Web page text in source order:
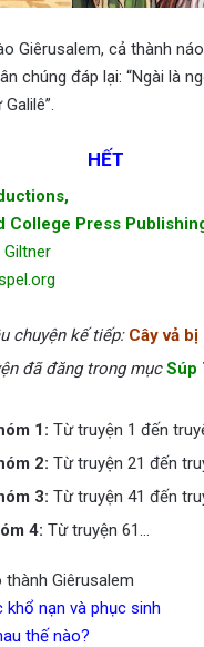
Giêrusalem, cả thành
chúng đáp lại: “Ngài là
HẾT
College Press
chuyện kế tiếp: Cây vả
đã đăng trong mụcSúp
1: Từ truyện 1 đến
2: Từ truyện 21 đến
3: Từ truyện 41 đến
4: Từ truyện 61…
thành Giêrusalem
khổ nạn và phục sinh
thế nào?